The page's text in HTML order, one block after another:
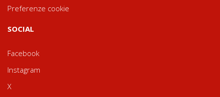
Preferenze cookie
SOCIAL
Facebook
Instagram
X